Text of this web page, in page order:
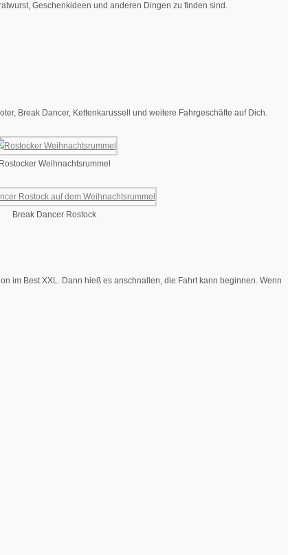
Geschenkideen und anderen Dingen zu finden sind.
Break Dancer, Kettenkarussell und weitere Fahrgeschäfte auf Dich.
Rostocker Weihnachtsrummel
Break Dancer Rostock
im Best XXL. Dann hieß es anschnallen, die Fahrt kann beginnen. Wenn